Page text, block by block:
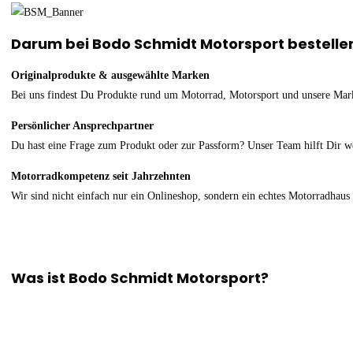
Darum bei Bodo Schmidt Motorsport
Originalprodukte & ausgewählte Marken
Bei uns findest Du Produkte rund um Motorrad, Motorsport und unsere
Persönlicher Ansprechpartner
Du hast eine Frage zum Produkt oder zur Passform? Unser Team hilft Dir
Motorradkompetenz seit Jahrzehnten
Wir sind nicht einfach nur ein Onlineshop, sondern ein echtes
Was ist Bodo Schmidt Motorsport?